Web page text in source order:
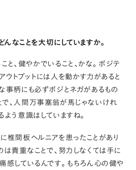
なことを大切にしていますか。
と、健やかでいること、かな。ポジテ
ウトプットには人を動かす力があると
事柄にも必ずポジとネガがあるもの
、人間万事塞翁が馬じゃないけれ
よう意識はしていますね。
椎間板ヘルニアを患ったことがあり
は貴重なことで、努力しなくては手に
感しているんです。もちろん心の健や